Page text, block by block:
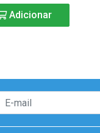
Adicionar